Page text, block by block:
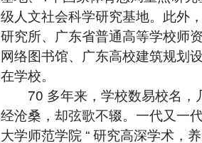
级人文社会科学研究基地。此外
研究所、广东省普通高等学校师
网络图书馆、广东高校建筑规划
在学校。
70 多年来，学校数易校名，
经沧桑，却弦歌不辍。一代又一
大学师范学院 “ 研究高深学术，